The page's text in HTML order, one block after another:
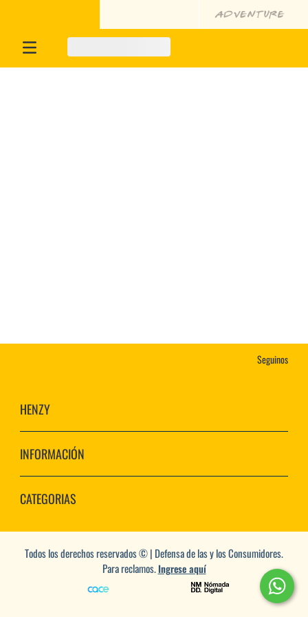
Seguinos
HENZY
INFORMACIÓN
CATEGORIAS
Todos los derechos reservados © | Defensa de las y los Consumidores.
Para reclamos.Ingrese aquí